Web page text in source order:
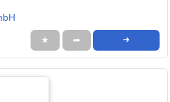
★ ➦ ➜